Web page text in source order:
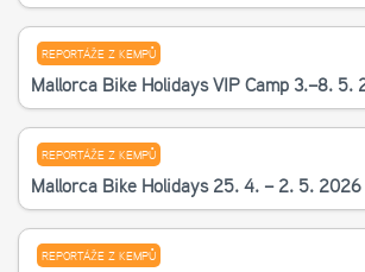
REPORTÁŽE Z KEMPŮ
Mallorca Bike Holidays VIP Camp 3.–8. 5.
REPORTÁŽE Z KEMPŮ
Mallorca Bike Holidays 25. 4. – 2. 5. 2026
REPORTÁŽE Z KEMPŮ